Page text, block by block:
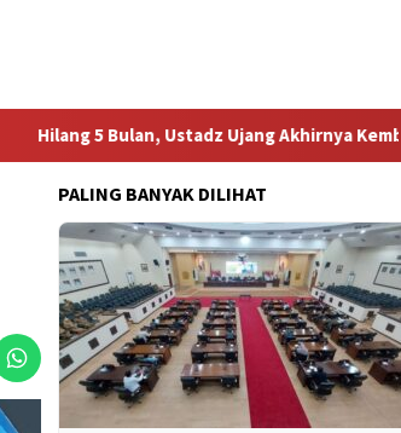
Ustadz Ujang Akhirnya Kembali Melihat Motor
PALING BANYAK DILIHAT